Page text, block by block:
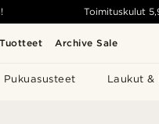
Archive Sale
Pukuasusteet Laukut &
Toimituskulut